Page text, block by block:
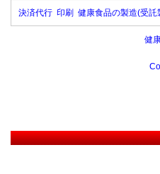
決済代行 印刷 健康食品の製造(受託
健